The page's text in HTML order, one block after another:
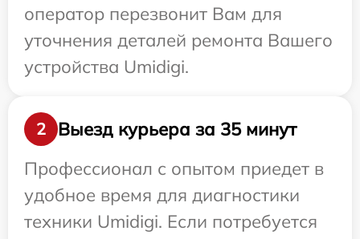
оператор перезвонит Вам для
уточнения деталей ремонта Вашего
устройства Umidigi.
2
Выезд курьера за 35 минут
Профессионал с опытом приедет в
удобное время для диагностики
техники Umidigi. Если потребуется